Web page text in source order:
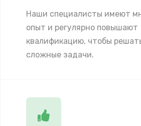
Наши специалисты имеют
опыт и регулярно повышают
квалификацию, чтобы
сложные задачи.